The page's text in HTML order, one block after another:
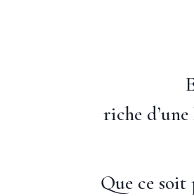
riche
Que ce